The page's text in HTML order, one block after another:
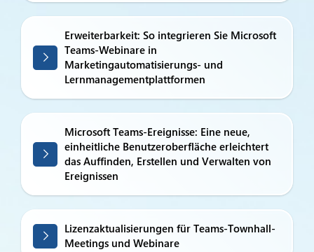
Erweiterbarkeit: So integrieren Sie Microsoft
Teams-Webinare in
Marketingautomatisierungs- und
Lernmanagementplattformen
Microsoft Teams-Ereignisse: Eine neue,
einheitliche Benutzeroberfläche erleichtert
das Auffinden, Erstellen und Verwalten von
Ereignissen
Lizenzaktualisierungen für Teams-Townhall-
Meetings und Webinare